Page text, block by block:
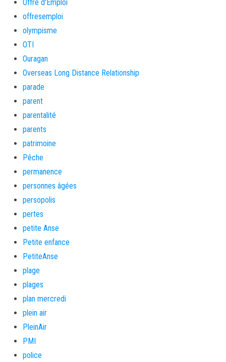
Offre d'Emploi
offresemploi
olympisme
OTI
Ouragan
Overseas Long Distance Relationship
parade
parent
parentalité
parents
patrimoine
Pêche
permanence
personnes âgées
persopolis
pertes
petite Anse
Petite enfance
PetiteAnse
plage
plages
plan mercredi
plein air
PleinAir
PMI
police